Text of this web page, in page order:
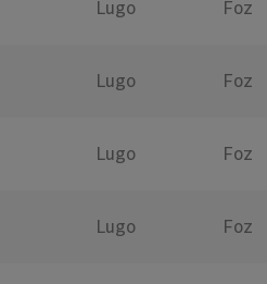
Lugo Foz
Lugo Foz
Lugo Foz
Lugo Foz